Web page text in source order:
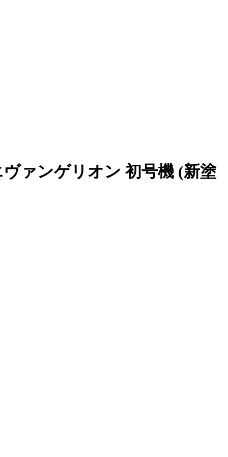
ァンゲリオン 初号機 (新塗